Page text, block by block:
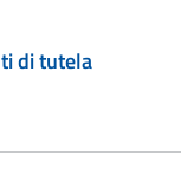
di tutela